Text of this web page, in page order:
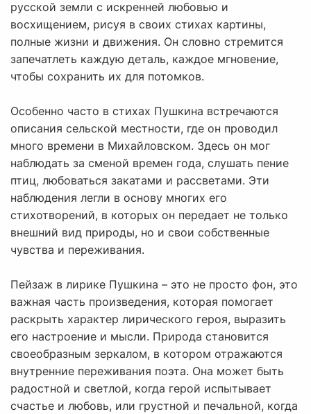
русской земли с искренней любовью и
восхищением, рисуя в своих стихах картины,
полные жизни и движения. Он словно стремится
запечатлеть каждую деталь, каждое мгновение,
чтобы сохранить их для потомков.
Особенно часто в стихах Пушкина встречаются
описания сельской местности, где он проводил
много времени в Михайловском. Здесь он мог
наблюдать за сменой времен года, слушать пение
птиц, любоваться закатами и рассветами. Эти
наблюдения легли в основу многих его
стихотворений, в которых он передает не только
внешний вид природы, но и свои собственные
чувства и переживания.
Пейзаж в лирике Пушкина – это не просто фон, это
важная часть произведения, которая помогает
раскрыть характер лирического героя, выразить
его настроение и мысли. Природа становится
своеобразным зеркалом, в котором отражаются
внутренние переживания поэта. Она может быть
радостной и светлой, когда герой испытывает
счастье и любовь, или грустной и печальной, когда